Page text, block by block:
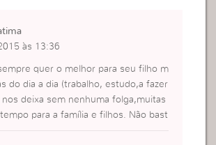
às 13:36
quer o melhor para seu filho m
do dia a dia (trabalho, estudo,a fazer
nos deixa sem nenhuma folga,muitas
para a família e filhos. Não bast